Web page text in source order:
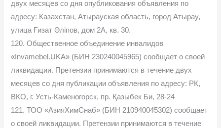
двух месяцев со дня опубликования объявления по
адресу: Казахстан, Атырауская область, город Атырау,
улица Ғизат Әліпов, дом 2А, кв. 30.
120. Общественное объединение инвалидов
«Invamebel.UKA» (БИН 230240045965) сообщает о своей
ликвидации. Претензии принимаются в течение двух
месяцев со дня публикации объявления по адресу: РК,
ВКО, г. Усть-Каменогорск, пр. Қазыбек Би, 28-24
121. ТОО «АзияХимСнаб» (БИН 210940045302) сообщает
о своей ликвидации. Претензии принимаются в течение